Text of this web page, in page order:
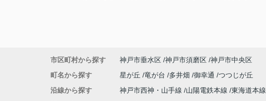
市区町村から探す 神戸市垂水区 神戸市須磨区 神戸市中央区
町名から探す
星が丘 竜が台 多井畑 御幸通
つつじが丘
沿線から探す
神戸市西神・山手線 山陽電鉄本線 東海道本線